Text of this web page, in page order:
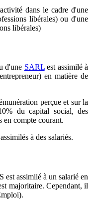
dans le cadre d'une
libérales) ou d'une
libérales)
d'une SARLest assimilé à
en matière de
perçue et sur la
du capital social, des
en compte courant.
à des salariés.
assimilé à un salarié en
majoritaire. Cependant, il